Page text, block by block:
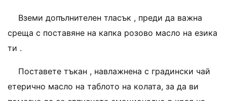
Вземи допълнителен тласък , преди да важна
среща с поставяне на капка розово масло на езика
ти .
Поставете тъкан , навлажнена с градински чай
етерично масло на таблото на колата, за да ви